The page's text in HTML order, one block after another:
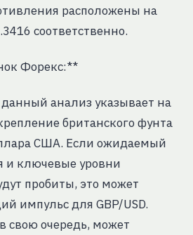
расположены на
соответственно.
Форекс:**
анализ указывает на
британского фунта
США. Если ожидаемый
и ключевые уровни
пробиты, это может
импульс для GBP/USD.
свою очередь, может